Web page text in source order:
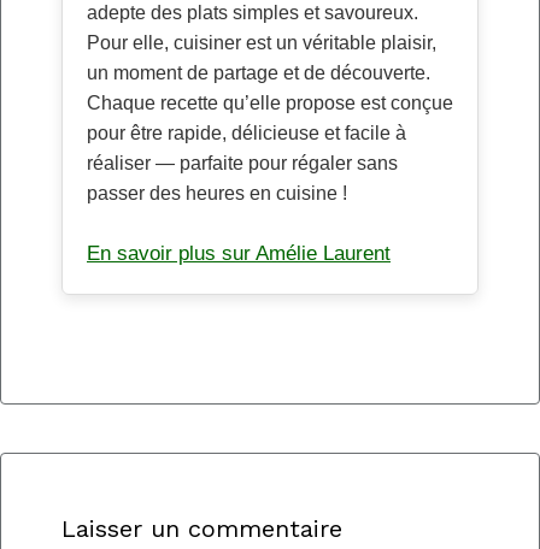
adepte des plats simples et savoureux.
Pour elle, cuisiner est un véritable plaisir,
un moment de partage et de découverte.
Chaque recette qu’elle propose est conçue
pour être rapide, délicieuse et facile à
réaliser — parfaite pour régaler sans
passer des heures en cuisine !
En savoir plus sur Amélie Laurent
Laisser un commentaire